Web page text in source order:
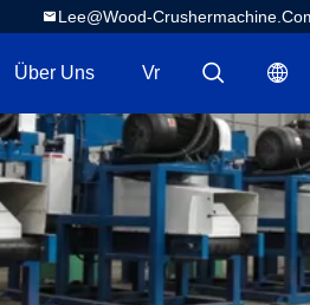
Lee@wood-
描
描述
Über Uns Vr